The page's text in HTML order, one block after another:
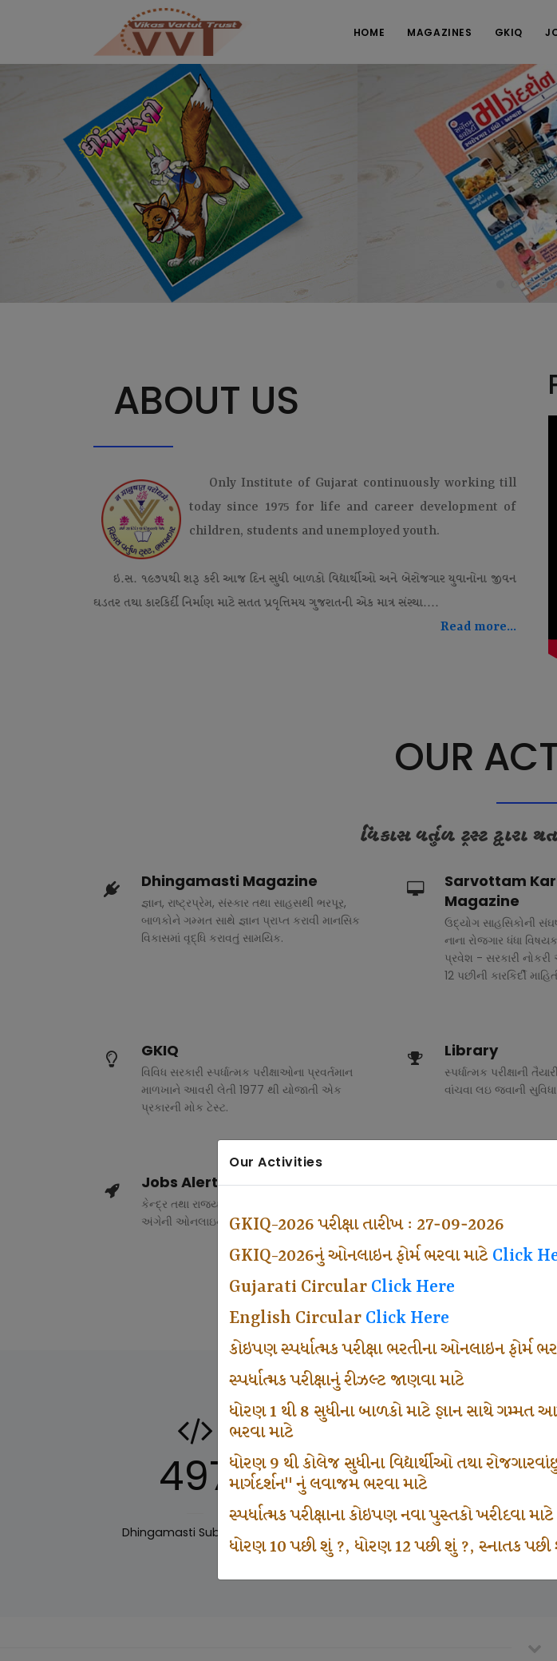
HOME MAGAZINES GKIQ
Our Activities
GKIQ-2026 પરીક્ષા તારીખ : 27-09-2026
GKIQ-2026નું ઓનલાઇન ફોર્મ ભરવા માટે Click
Gujarati Circular Click Here
English Circular Click Here
કોઇપણ સ્પર્ધાત્મક પરીક્ષા ભરતીના ઓનલાઇન ફોર્મ
સ્પર્ધાત્મક પરીક્ષાનું રીઝલ્ટ જાણવા માટે
ધોરણ 1 થી 8 સુધીના બાળકો માટે જ્ઞાન સાથે
ભરવા માટે
ધોરણ 9 થી કોલેજ સુધીના વિદ્યાર્થીઓ તથા
માર્ગદર્શન" નું લવાજમ ભરવા માટે
સ્પર્ધાત્મક પરીક્ષાના કોઇપણ નવા પુસ્તકો ખરીદવા માટે
ધોરણ 10 પછી શું ?, ધોરણ 12 પછી શું ?, સ્નાતક પછી
ABOUT US
Only Institute of Gujarat continuously working till
today since 1975 for life and career development of
children, students and unemployed youth.
ઇ.સ. ૧૯૭૫થી શરૂ કરી આજ દિન સુધી બાળકો વિદ્યાર્થીઓ અને બેરોજગાર યુવાનોના જીવન
ઘડતર તથા કારકિર્દી નિર્માણ માટે સતત પ્રવૃત્તિમય ગુજરાતની એક માત્ર સંસ્થા....
Read more...
OUR
વિકાસ વર્તુળ ટ્રસ્ટ દ્વારા
Dhingamasti Magazine
જ્ઞાન, રાષ્ટ્રપ્રેમ, સંસ્કાર તથા સાહસથી ભરપૂર,
બાળકોને ગમ્મત સાથે જ્ઞાન પ્રાપ્ત કરાવી માનસિક
વિકાસમાં વૃદ્ધિ કરાવતું સામયિક.
Sarvottam
Magazine
ઉદ્યોગ સાહસિકોની
નાના રોજગાર ધંધા
પ્રવેશ - સરકારી
12 પછીની કારકિર્દી
GKIQ
વિવિધ સરકારી સ્પર્ધાત્મક પરીક્ષાઓના પ્રવર્તમાન
માળખાને આવરી લેતી 1977 થી યોજાતી એક
પ્રકારની મોક ટેસ્ટ.
Library
સ્પર્ધાત્મક પરીક્ષાની
વાંચવા લઇ જવાની
Jobs Alert
કેન્દ્ર તથા રાજ્ય સરકારના વિવિધ વિભાગોમાં ભરતી
અંગેની ઓનલાઇન માહિતી.
Competitive
હેતુ ફક્ત વ્યવસ્થા ખર્ચ
497
Dhingamasti Subscription
666